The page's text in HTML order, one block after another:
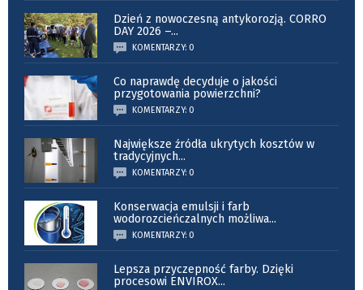
Dzień z nowoczesną antykorozją. CORRO
DAY 2026 –...
KOMENTARZY: 0
Co naprawdę decyduje o jakości
przygotowania powierzchni?
KOMENTARZY: 0
Największe źródła ukrytych kosztów w
tradycyjnych...
KOMENTARZY: 0
Konserwacja emulsji i farb
wodorozcieńczalnych możliwa...
KOMENTARZY: 0
Lepsza przyczepność farby. Dzięki
procesowi ENVIROX...